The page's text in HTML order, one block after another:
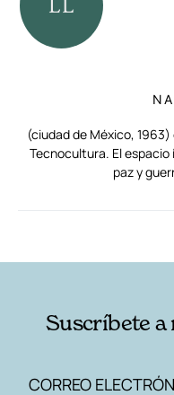
(ciudad de México,
Tecnocultura. El
paz y
Suscríbete